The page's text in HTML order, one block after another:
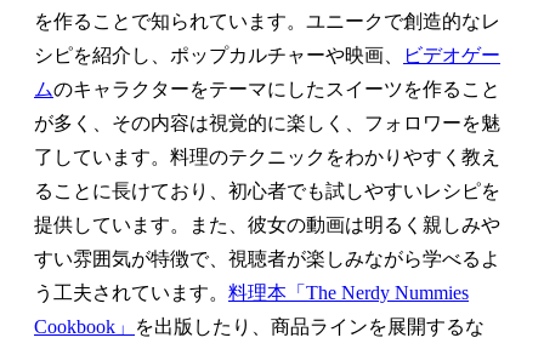
を作ることで知られています。ユニークで創造的なレ
シピを紹介し、ポップカルチャーや映画、
ビデオゲー
ムのキャラクターをテーマにしたスイーツを作ること
が多く、その内容は視覚的に楽しく、フォロワーを魅
了しています。料理のテクニックをわかりやすく教え
ることに長けており、初心者でも試しやすいレシピを
提供しています。また、彼女の動画は明るく親しみや
すい雰囲気が特徴で、視聴者が楽しみながら学べるよ
う工夫されています。 料理本「The Nerdy Nummies
Cookbook」
を出版したり、商品ラインを展開するな